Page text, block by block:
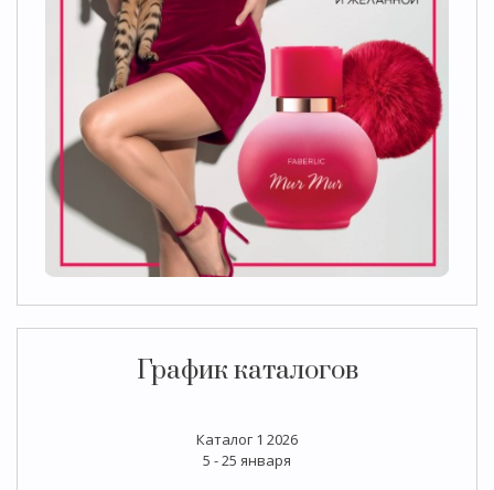
График каталогов
Каталог 1 2026
5 - 25 января